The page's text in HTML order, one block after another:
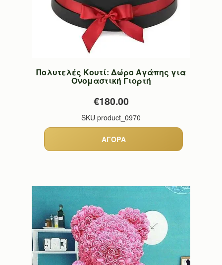
Πολυτελές Κουτί: Δώρο Αγάπης για
Ονομαστική Γιορτή
€180.00
SKU product_0970